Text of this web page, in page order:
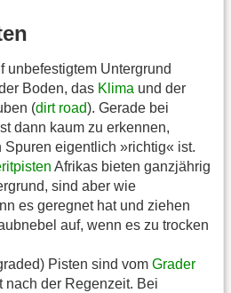
unbefestigtem Untergrund
Boden, das Klima und der
(dirt road). Gerade bei
dann kaum zu erkennen,
eigentlich »richtig« ist.
Afrikas bieten ganzjährig
sind aber wie
es geregnet hat und ziehen
auf, wenn es zu trocken
Pisten sind vom Grader
nach der Regenzeit. Bei